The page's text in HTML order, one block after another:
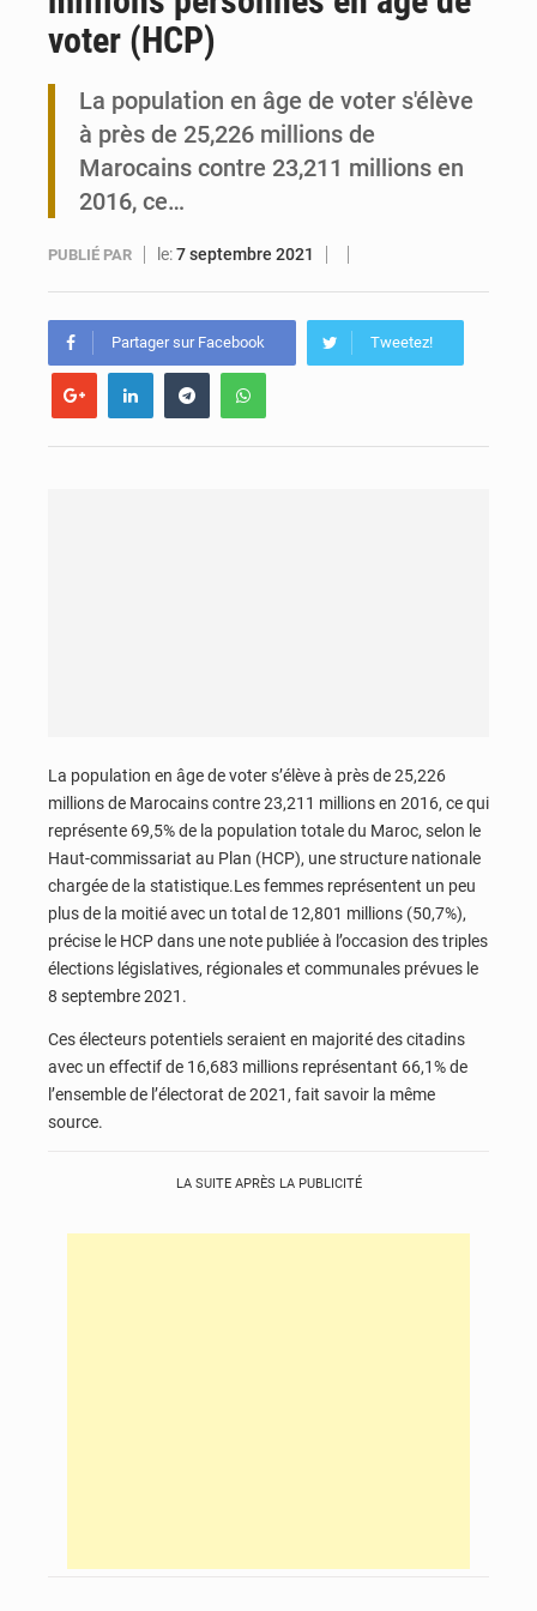
Maurice : Démission de la ministre Véronique Leu-Govind
voter (HCP)
La population en âge de voter s'élève
à près de 25,226 millions de
Marocains contre 23,211 millions en
2016, ce…
PUBLIÉ PAR le:7 septembre 2021
Partager sur Facebook Tweetez!
La population en âge de voter s’élève à près de 25,226
millions de Marocains contre 23,211 millions en 2016, ce qui
représente 69,5% de la population totale du Maroc, selon le
Haut-commissariat au Plan (HCP), une structure nationale
chargée de la statistique.Les femmes représentent un peu
plus de la moitié avec un total de 12,801 millions (50,7%),
précise le HCP dans une note publiée à l’occasion des triples
élections législatives, régionales et communales prévues le
8 septembre 2021.
Ces électeurs potentiels seraient en majorité des citadins
avec un effectif de 16,683 millions représentant 66,1% de
l’ensemble de l’électorat de 2021, fait savoir la même
source.
LA SUITE APRÈS LA PUBLICITÉ